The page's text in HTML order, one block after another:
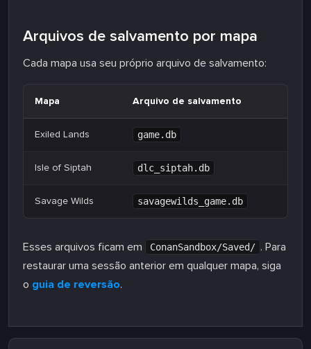
Arquivos de salvamento por mapa
Cada mapa usa seu próprio arquivo de salvamento:
Mapa Arquivo de salvamento
Exiled Lands game.db
Isle of Siptah dlc_siptah.db
Savage Wilds savagewilds_game.db
Esses arquivos ficam em ConanSandbox/Saved/ . Para
restaurar uma sessão anterior em qualquer mapa, siga
o guia de reversão.